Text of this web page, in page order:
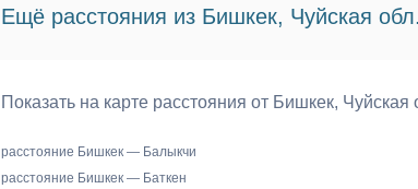
Ещё расстояния из Бишкек, Чуйская обл.
Показать на карте расстояния от Бишкек,
расстояние Бишкек — Балыкчи
расстояние Бишкек — Баткен